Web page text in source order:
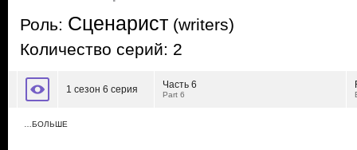
Роль: Сценарист (writers)
Количество серий: 2
1 сезон 6 серия Часть 6
Part 6
…БОЛЬШЕ